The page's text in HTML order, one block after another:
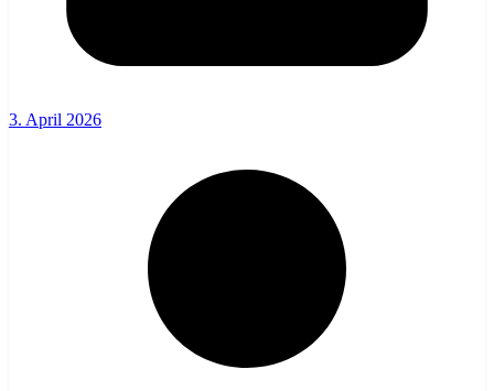
3. April 2026